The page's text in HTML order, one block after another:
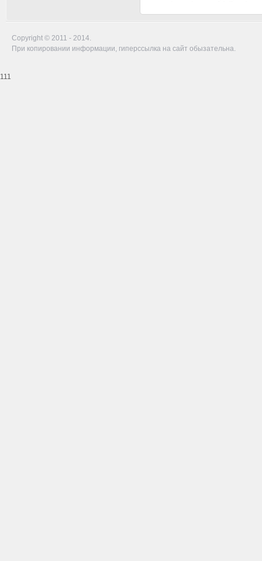
Copyright © 2011 - 2014.
При копировании информации, гиперссылка на сайт обызательна.
111